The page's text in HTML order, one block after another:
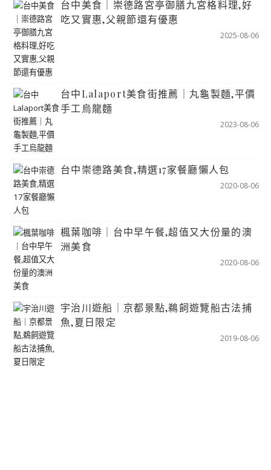
台中美食｜崇德路宮亭御膳九宮格料理,好
吃又實惠,父親節還有優惠
2025-08-06
台中Lalaport美食街推薦｜丸龜製麵,平價
手工烏龍麵
2023-08-06
台中崇德路美食,精選17家餐廳懶人包
2020-08-06
楓葉咖啡｜台中早午餐,超值又大份量的澳
洲美食
2020-08-06
宇治川遊船｜京都景點,鵜飼遊覽船古法捕
魚,夏日限定
2019-08-06